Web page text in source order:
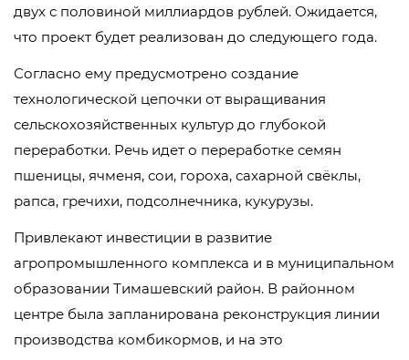
двух с половиной миллиардов рублей. Ожидается,
что проект будет реализован до следующего года.
Согласно ему предусмотрено создание
технологической цепочки от выращивания
сельскохозяйственных культур до глубокой
переработки. Речь идет о переработке семян
пшеницы, ячменя, сои, гороха, сахарной свёклы,
рапса, гречихи, подсолнечника, кукурузы.
Привлекают инвестиции в развитие
агропромышленного комплекса и в муниципальном
образовании Тимашевский район. В районном
центре была запланирована реконструкция линии
производства комбикормов, и на это